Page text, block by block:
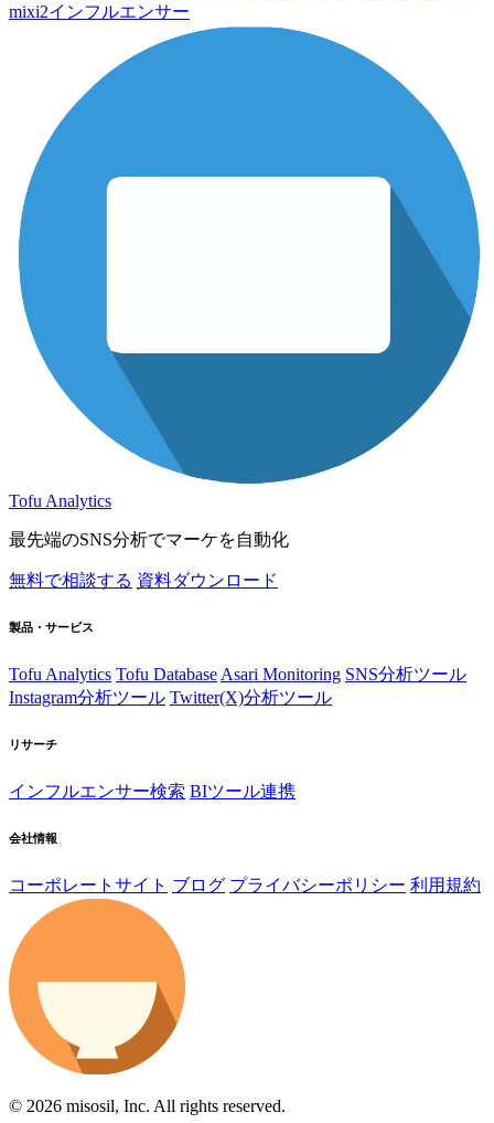
mixi2インフルエンサー
Tofu Analytics
最先端のSNS分析でマーケを自動化
無料で相談する 資料ダウンロード
製品・サービス
Tofu Analytics Tofu Database Asari Monitoring SNS分析ツール
Instagram分析ツール Twitter(X)分析ツール
リサーチ
インフルエンサー検索 BIツール連携
会社情報
コーポレートサイト ブログ プライバシーポリシー 利用規約
© 2026 misosil, Inc. All rights reserved.